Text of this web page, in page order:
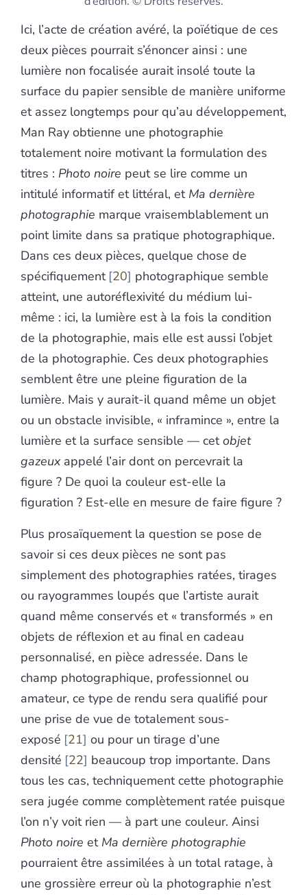
Ici, l’acte de création avéré, la poïétique de ces
deux pièces pourrait s’énoncer ainsi : une
lumière non focalisée aurait insolé toute la
surface du papier sensible de manière uniforme
et assez longtemps pour qu’au développement,
Man Ray obtienne une photographie
totalement noire motivant la formulation des
titres : Photo noire peut se lire comme un
intitulé informatif et littéral, et Ma dernière
photographie marque vraisemblablement un
point limite dans sa pratique photographique.
Dans ces deux pièces, quelque chose de
spécifiquement 20 photographique semble
atteint, une autoréflexivité du médium lui-
même : ici, la lumière est à la fois la condition
de la photographie, mais elle est aussi l’objet
de la photographie. Ces deux photographies
semblent être une pleine figuration de la
lumière. Mais y aurait-il quand même un objet
ou un obstacle invisible, « inframince », entre la
lumière et la surface sensible — cetobjet
gazeux appelé l’air dont on percevrait la
figure ? De quoi la couleur est-elle la
figuration ? Est-elle en mesure de faire figure ?
Plus prosaïquement la question se pose de
savoir si ces deux pièces ne sont pas
simplement des photographies ratées, tirages
ou rayogrammes loupés que l’artiste aurait
quand même conservés et « transformés » en
objets de réflexion et au final en cadeau
personnalisé, en pièce adressée. Dans le
champ photographique, professionnel ou
amateur, ce type de rendu sera qualifié pour
une prise de vue de totalement sous-
exposé 21 ou pour un tirage d’une
densité 22 beaucoup trop importante. Dans
tous les cas, techniquement cette photographie
sera jugée comme complètement ratée puisque
l’on n’y voit rien — à part une couleur. Ainsi
Photo noire et Ma dernière photographie
pourraient être assimilées à un total ratage, à
une grossière erreur où la photographie n’est